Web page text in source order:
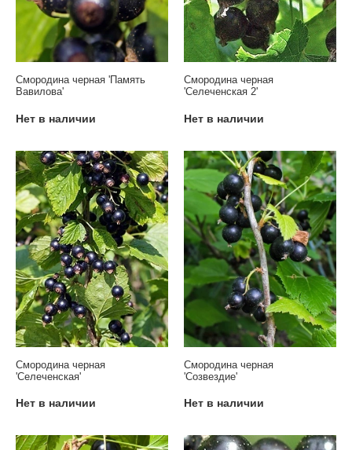
Смородина черная 'Память
Вавилова'
Нет в наличии
Смородина черная
'Селеченская 2'
Нет в наличии
Смородина черная
'Селеченская'
Нет в наличии
Смородина черная
'Созвездие'
Нет в наличии